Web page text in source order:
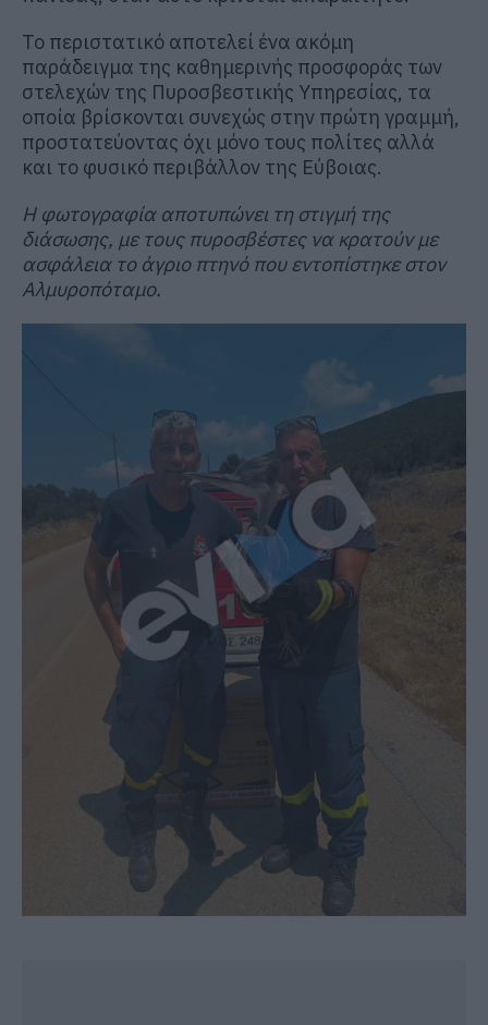
Το περιστατικό αποτελεί ένα ακόμη
παράδειγμα της καθημερινής προσφοράς των
στελεχών της Πυροσβεστικής Υπηρεσίας, τα
οποία βρίσκονται συνεχώς στην πρώτη γραμμή,
προστατεύοντας όχι μόνο τους πολίτες αλλά
και το φυσικό περιβάλλον της Εύβοιας.
Η φωτογραφία αποτυπώνει τη στιγμή της
διάσωσης, με τους πυροσβέστες να κρατούν με
ασφάλεια το άγριο πτηνό που εντοπίστηκε στον
Αλμυροπόταμο.